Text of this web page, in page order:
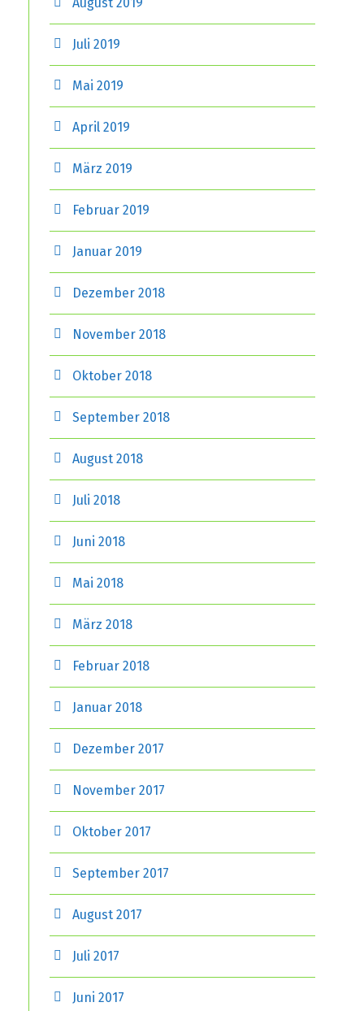
Juli 2019
Mai 2019
April 2019
März 2019
Februar 2019
Januar 2019
Dezember 2018
November 2018
Oktober 2018
September 2018
August 2018
Juli 2018
Juni 2018
Mai 2018
März 2018
Februar 2018
Januar 2018
Dezember 2017
November 2017
Oktober 2017
September 2017
August 2017
Juli 2017
Juni 2017